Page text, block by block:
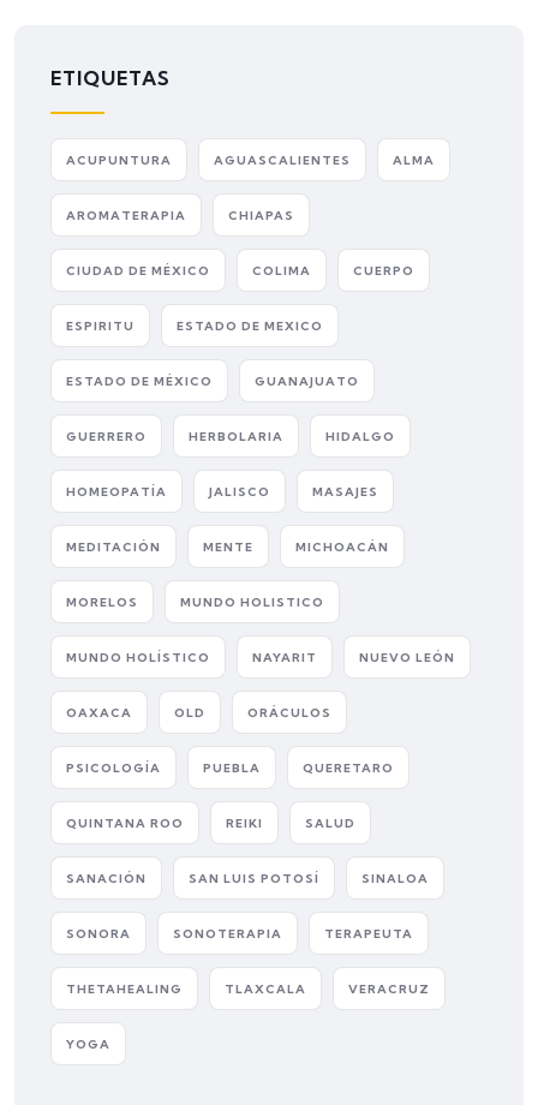
ETIQUETAS
ACUPUNTURA AGUASCALIENTES ALMA
AROMATERAPIA CHIAPAS
CIUDAD DE MÉXICO COLIMA CUERPO
ESPIRITU ESTADO DE MEXICO
ESTADO DE MÉXICO GUANAJUATO
GUERRERO HERBOLARIA HIDALGO
HOMEOPATÍA JALISCO MASAJES
MEDITACIÓN MENTE MICHOACÁN
MORELOS MUNDO HOLISTICO
MUNDO HOLÍSTICO NAYARIT NUEVO LEÓN
OAXACA OLD ORÁCULOS
PSICOLOGÍA PUEBLA QUERETARO
QUINTANA ROO REIKI SALUD
SANACIÓN SAN LUIS POTOSÍ SINALOA
SONORA SONOTERAPIA TERAPEUTA
THETAHEALING TLAXCALA VERACRUZ
YOGA